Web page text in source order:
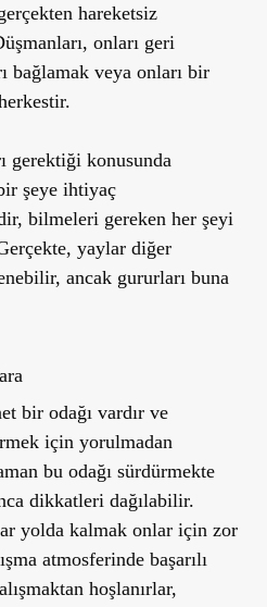
hareketsiz
onları geri
bağlamak veya onları bir
gerektiği konusunda
şeye ihtiyaç
bilmeleri gereken her şeyi
yaylar diğer
ancak gururları buna
bir odağı vardır ve
için yorulmadan
bu odağı sürdürmekte
dikkatleri dağılabilir.
yolda kalmak onlar için zor
atmosferinde başarılı
hoşlanırlar,